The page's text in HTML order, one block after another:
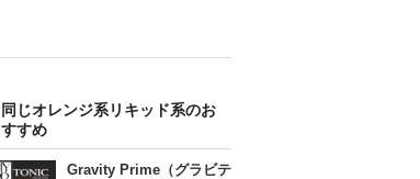
同じオレンジ系リキッド系のお
すすめ
Gravity Prime（グラビテ